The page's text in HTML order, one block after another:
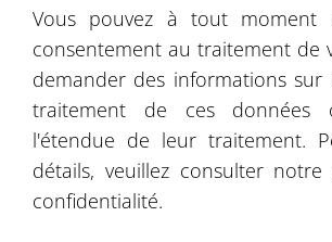
Leaflet|
Catalogue d'images
Livre de
Vous pouvez à tout moment
consentement au traitement de
demander des informations sur
traitement de ces données
l'étendue de leur traitement.
détails, veuillez consulter
confidentialité.